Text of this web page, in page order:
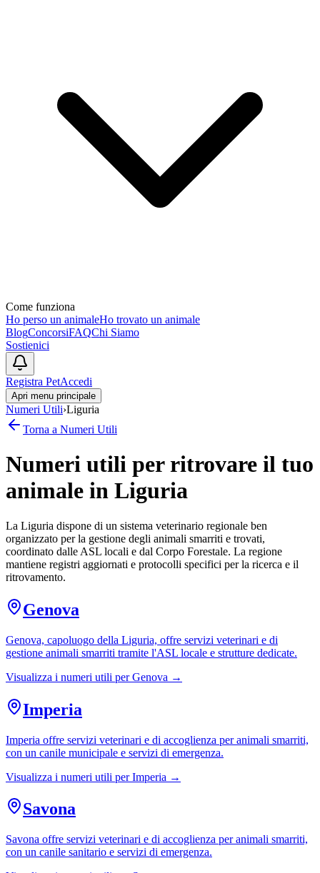
Come funziona
Ho perso un animaleHo trovato un animale
BlogConcorsiFAQChi Siamo
Sostienici
Registra PetAccedi
Apri menu principale
Numeri Utili›Liguria
Torna a Numeri Utili
Numeri utili per ritrovare il tuo
animale in Liguria
La Liguria dispone di un sistema veterinario regionale ben
organizzato per la gestione degli animali smarriti e trovati,
coordinato dalle ASL locali e dal Corpo Forestale. La regione
mantiene registri aggiornati e protocolli specifici per la ricerca e il
ritrovamento.
Genova
Genova, capoluogo della Liguria, offre servizi veterinari e di
gestione animali smarriti tramite l'ASL locale e strutture dedicate.
Visualizza i numeri utili perGenova →
Imperia
Imperia offre servizi veterinari e di accoglienza per animali smarriti,
con un canile municipale e servizi di emergenza.
Visualizza i numeri utili perImperia →
Savona
Savona offre servizi veterinari e di accoglienza per animali smarriti,
con un canile sanitario e servizi di emergenza.